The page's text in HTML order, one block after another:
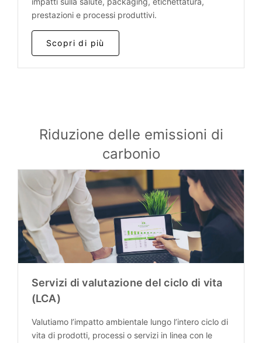
prestazioni e processi produttivi.
Scopri di più
Riduzione delle emissioni di
carbonio
Servizi di valutazione del ciclo di vita
(LCA)
Valutiamo l’impatto ambientale lungo l’intero ciclo di
vita di prodotti, processi o servizi in linea con le